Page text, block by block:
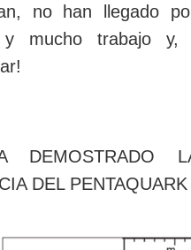
no han llegado
y mucho trabajo y,